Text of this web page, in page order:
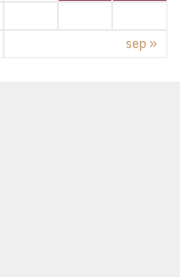
sep »